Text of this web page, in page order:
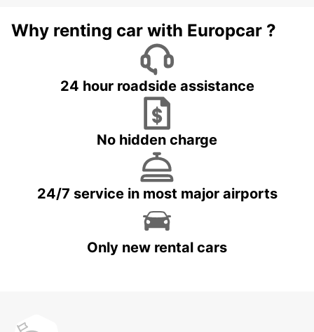
Why renting car with Europcar ?
24 hour roadside assistance
No hidden charge
24/7 service in most major airports
Only new rental cars